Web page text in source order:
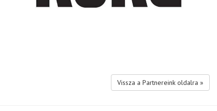
Vissza a Partnereink oldalra »